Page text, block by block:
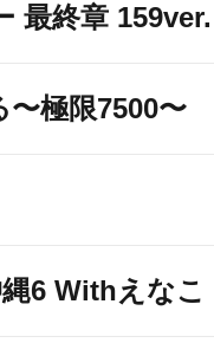
最終章 159ver.
〜極限7500〜
6 Withえなこ